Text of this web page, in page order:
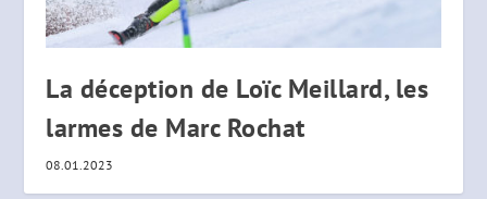
La déception de Loïc Meillard, les
larmes de Marc Rochat
08.01.2023